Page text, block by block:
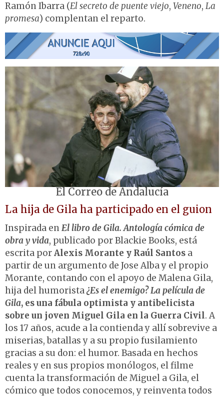
Ramón Ibarra (El secreto de puente viejo, Veneno, La
promesa) complentan el reparto.
El Correo de Andalucía
La hija de Gila ha participado en el guion
Inspirada enEl libro de Gila. Antología cómica de
obra y vida, publicado por Blackie Books, está
escrita porAlexis Morante y Raúl Santos a
partir de un argumento de Jose Alba y el propio
Morante, contando con el apoyo de Malena Gila,
hija del humorista¿Es el enemigo? La película de
Gila, es una fábula optimista y antibelicista
sobre un joven Miguel Gila en la Guerra Civil. A
los 17 años, acude a la contienda y allí sobrevive a
miserias, batallas y a su propio fusilamiento
gracias a su don: el humor. Basada en hechos
reales y en sus propios monólogos, el filme
cuenta la transformación de Miguel a Gila, el
cómico que todos conocemos, y reinventa todos